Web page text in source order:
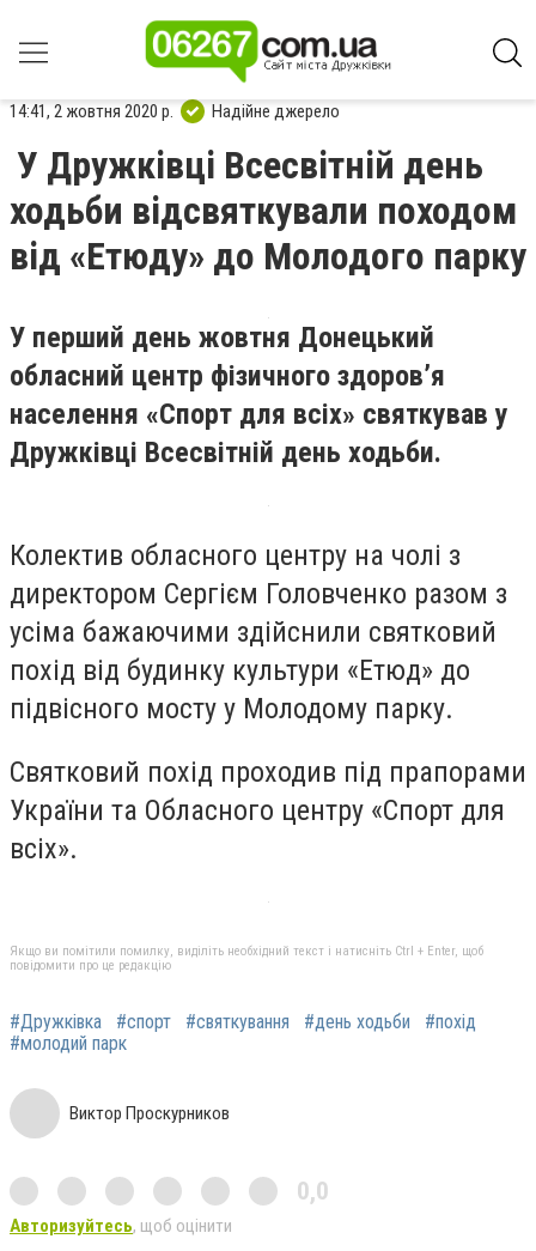
14:41, 2 жовтня 2020 р. Надійне джерело
У Дружківці Всесвітній день
ходьби відсвяткували походом
від «Етюду» до Молодого парку
У перший день жовтня Донецький
обласний центр фізичного здоров’я
населення «Спорт для всіх» святкував у
Дружківці Всесвітній день ходьби.
Колектив обласного центру на чолі з
директором Сергієм Головченко разом з
усіма бажаючими здійснили святковий
похід від будинку культури «Етюд» до
підвісного мосту у Молодому парку.
Святковий похід проходив під прапорами
України та Обласного центру «Спорт для
всіх».
Якщо ви помітили помилку, виділіть необхідний текст і натисніть Ctrl + Enter, щоб
повідомити про це редакцію
#Дружківка #спорт #святкування #день ходьби
#похід
#молодий парк
Виктор Проскурников
0,0
Авторизуйтесь, щоб оцінити